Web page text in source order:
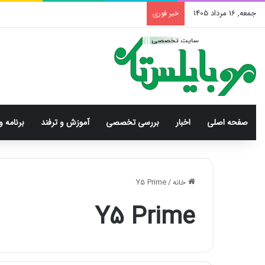
جمعه, 16 مرداد 1405 خبر فوری
صفحه اصلی اخبار بررسی‌ تخصصی آموزش و ترفند برنامه
خانه/
Y5 Prime
Y5 Prime